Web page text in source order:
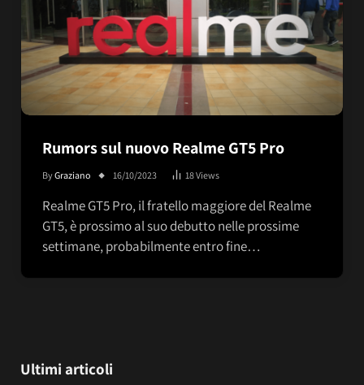
Rumors sul nuovo Realme GT5 Pro
ByGraziano 16/10/2023 18Views
Realme GT5 Pro, il fratello maggiore del Realme
GT5, è prossimo al suo debutto nelle prossime
settimane, probabilmente entro fine…
Ultimi articoli